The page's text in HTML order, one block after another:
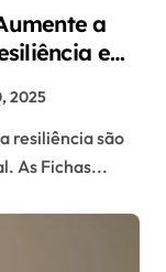
a
e
2025
As Fichas...